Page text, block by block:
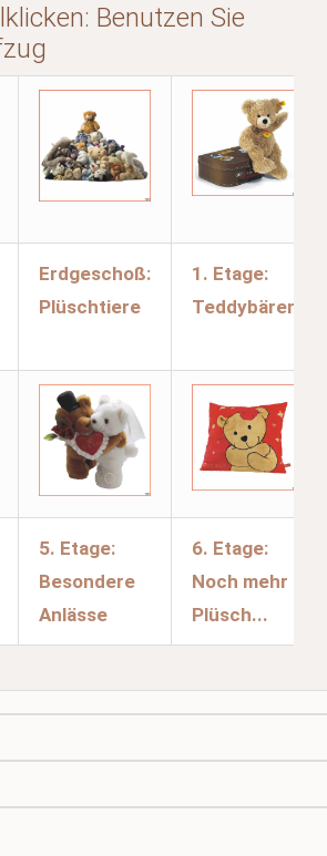
Benutzen Sie
Erdgeschoß:
Plüschtiere
1. Etage:
Teddybären
5. Etage:
Besondere
Anlässe
6. Etage:
Noch mehr
Plüsch...